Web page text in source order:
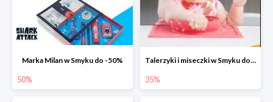
Marka Milan w Smyku do -50%
50%
Talerzyki i miseczki w Smyku do -35%
35%